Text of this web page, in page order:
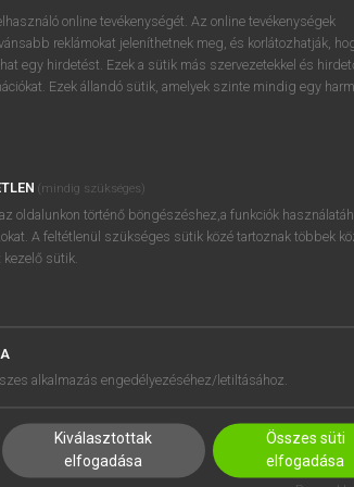
próbaverziójának elindításához
regisztrálok ésbelépek.
REGISZTRÁCIÓ
BEÁLLÍTÁSOK
online tevékenységét. Az online tevékenységek
reklámokat jeleníthetnek meg, és korlátozhatják,
egy hirdetést. Ezek a sütik más szervezetekkel és
Ezek állandó sütik, amelyek szinte mindig egy
(mindig szükséges)
oldalunkon történő böngészéshez,a funkciók
A feltétlenül szükséges sütik közé tartoznak többek
sütik.
alkalmazás engedélyezéséhez/letiltásához.
Kiválasztottak
elfogadása
Összes süti
elfogadása